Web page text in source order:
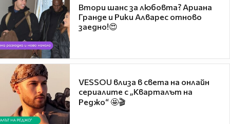
Втори шанс за любовта? Ариана
Гранде и Рики Алварес отново
заедно!😍
VESSOU влиза в света на онлайн
сериалите с „Кварталът на
Реджо“ 🤩🎬